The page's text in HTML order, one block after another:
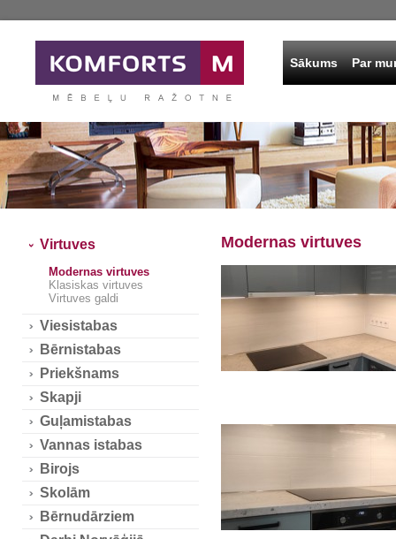
Sākums Par
Virtuves
Modernas virtuves
Klasiskas virtuves
Virtuves galdi
Viesistabas
Bērnistabas
Priekšnams
Skapji
Guļamistabas
Vannas istabas
Birojs
Skolām
Bērnudārziem
Modernas virtuves